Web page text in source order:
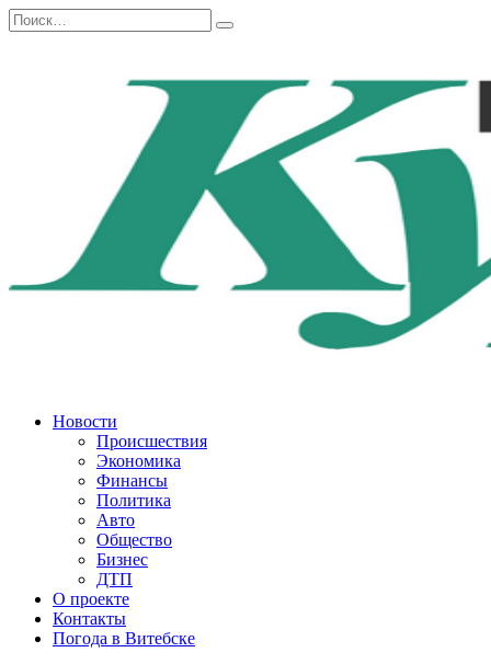
Перейти
к
Search
for:
Новости
Происшествия
Экономика
Финансы
Политика
Авто
Общество
Бизнес
ДТП
О проекте
Контакты
Погода в Витебске